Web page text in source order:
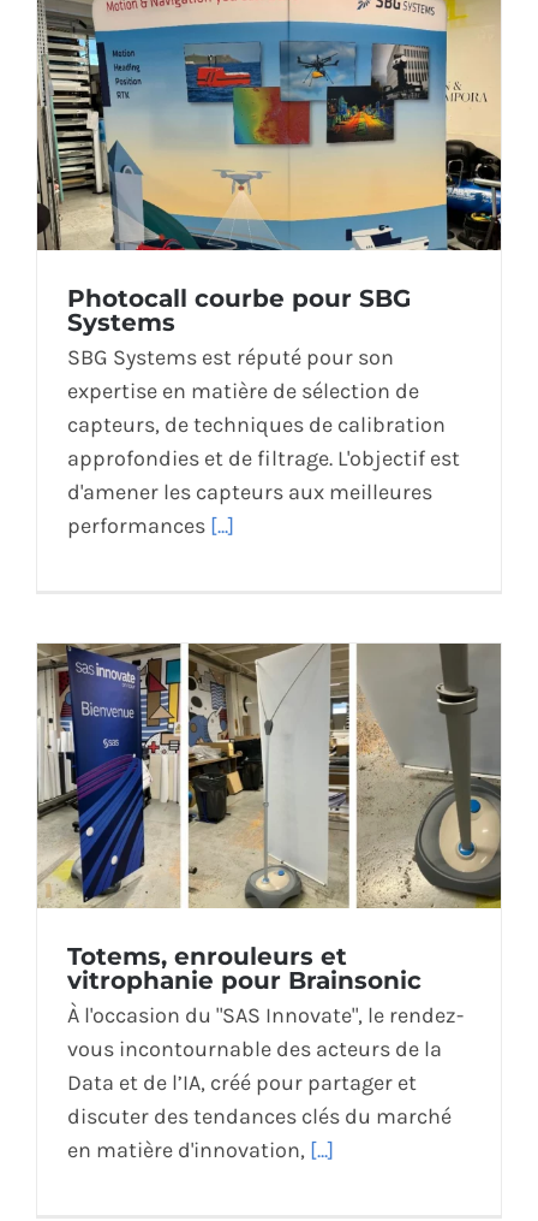
Photocall courbe pour SBG
Systems
SBG Systems est réputé pour son
expertise en matière de sélection de
capteurs, de techniques de calibration
approfondies et de filtrage. L'objectif est
d'amener les capteurs aux meilleures
performances [...]
Totems, enrouleurs et
vitrophanie pour Brainsonic
À l'occasion du "SAS Innovate", le rendez-
vous incontournable des acteurs de la
Data et de l’IA, créé pour partager et
discuter des tendances clés du marché
en matière d'innovation, [...]